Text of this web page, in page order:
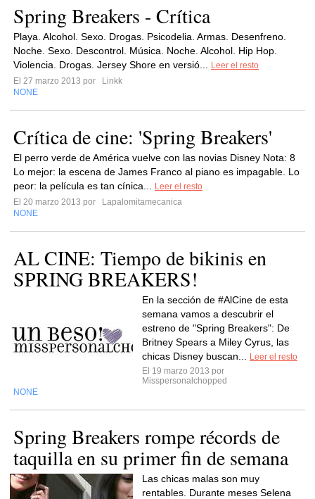
Spring Breakers - Crítica
Playa. Alcohol. Sexo. Drogas. Psicodelia. Armas. Desenfreno.
Noche. Sexo. Descontrol. Música. Noche. Alcohol. Hip Hop.
Violencia. Drogas. Jersey Shore en versió...
Leer el resto
El 27 marzo 2013 por
Linkk
NONE
Crítica de cine: 'Spring Breakers'
El perro verde de América vuelve con las novias Disney Nota: 8
Lo mejor: la escena de James Franco al piano es impagable. Lo
peor: la película es tan cínica...
Leer el resto
El 20 marzo 2013 por
Lapalomitamecanica
NONE
AL CINE: Tiempo de bikinis en
SPRING BREAKERS!
En la sección de #AlCine de esta
semana vamos a descubrir el
estreno de "Spring Breakers": De
Britney Spears a Miley Cyrus, las
chicas Disney buscan...
Leer el resto
El 19 marzo 2013 por
Misspersonalchopped
NONE
Spring Breakers rompe récords de
taquilla en su primer fin de semana
Las chicas malas son muy
rentables. Durante meses Selena